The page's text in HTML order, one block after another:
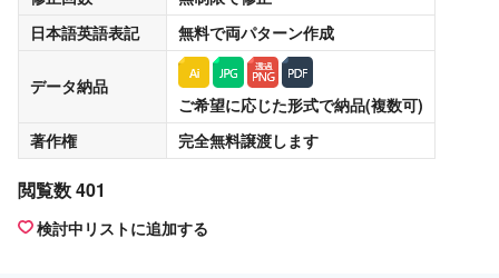
日本語英語表記
無料で両パターン作成
データ納品
ご希望に応じた形式で納品(複数可)
著作権
完全無料譲渡します
閲覧数 401
検討中リストに追加する